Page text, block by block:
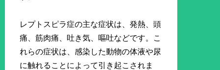
レプトスピラ症の主な症状は、発熱、頭
痛、筋肉痛、吐き気、嘔吐などです。こ
れらの症状は、感染した動物の体液や尿
に触れることによって引き起こされま